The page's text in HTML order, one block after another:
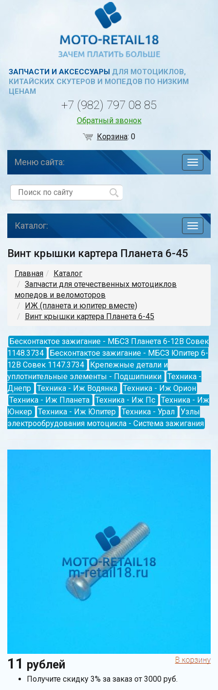
ЗАПЧАСТИ И АКСЕССУАРЫДЛЯ МОТОЦИКЛОВ,
КИТАЙСКИХ СКУТЕРОВ И МОПЕДОВ ПО НИЗКИМ
ЦЕНАМ
+7 (982) 797 08 85
Обратный звонок
Корзина:0
по
Меню сайта:
toggle
Каталог:
Винт крышки картера Планета 6-45
Главная
Каталог
Запчасти для отечественных мотоциклов
мопедов и веломоторов
ИЖ (планета и юпитер вместе)
Винт крышки картера Планета 6-45
Бесконтактое зажигание - МБСЗ Планета 6-12В Совек
1148.3734
Бесконтактое зажигание - МБСЗ Юпитер 6-
12В Совек 1147.3734
Крепежные детали и
уплотнительные элементы - Подшипники
Техника -
Днепр
Техника - Иж Водянка
Техника - Иж Орион
Техника - Иж Планета
Техника - Иж Пс
Техника - Иж
Юнкер
Техника - Иж Юпитер Техника - Урал
Узлы
электрообрудования мотоцикла - Система зажигания
11 рублей
Получите скидку 3% за заказ от 3000 руб.